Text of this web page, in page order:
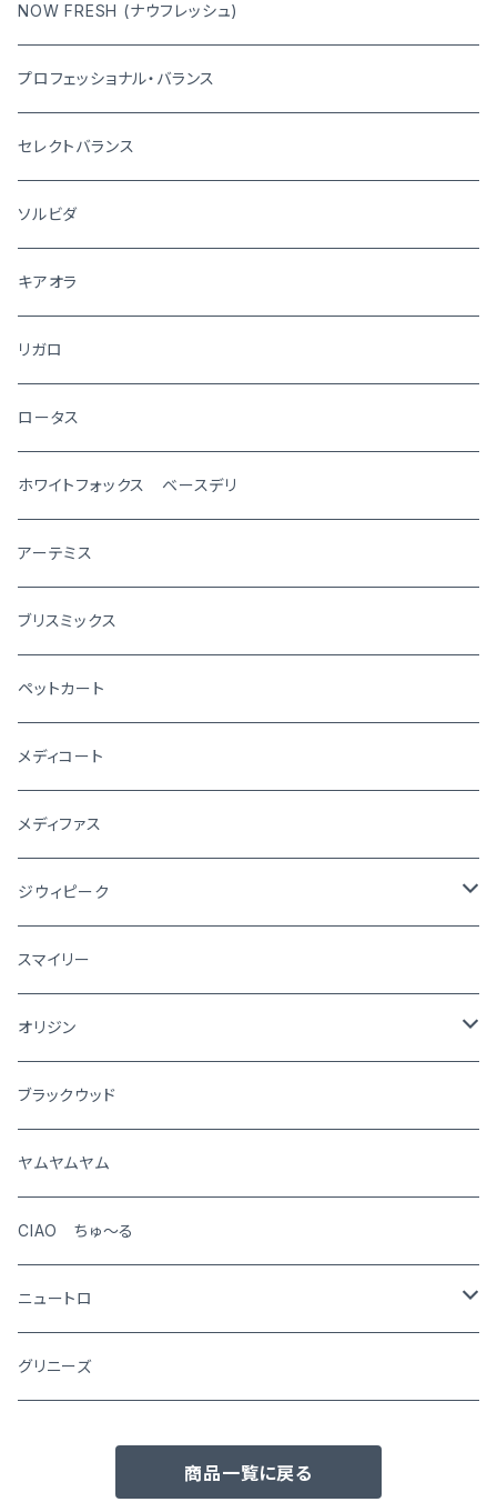
NOW FRESH (ナウフレッシュ)
プロフェッショナル・バランス
セレクトバランス
ソルビダ
キアオラ
リガロ
ロータス
ホワイトフォックス ベースデリ
アーテミス
ブリスミックス
ペットカート
メディコート
メディファス
ジウィピーク
犬
猫
スマイリー
オリジン
犬
猫
ブラックウッド
ヤムヤムヤム
CIAO ちゅ～る
ニュートロ
シュプレモ
グリニーズ
商品一覧に戻る